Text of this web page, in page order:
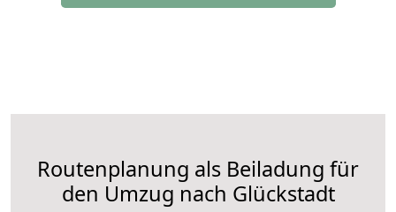
Routenplanung als Beiladung für
den Umzug nach Glückstadt